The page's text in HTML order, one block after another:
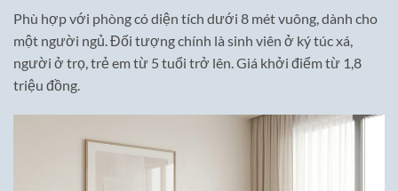
Phù hợp với phòng có diện tích dưới 8 mét vuông, dành cho
một người ngủ. Đối tượng chính là sinh viên ở ký túc xá,
người ở trọ, trẻ em từ 5 tuổi trở lên. Giá khởi điểm từ 1,8
triệu đồng.